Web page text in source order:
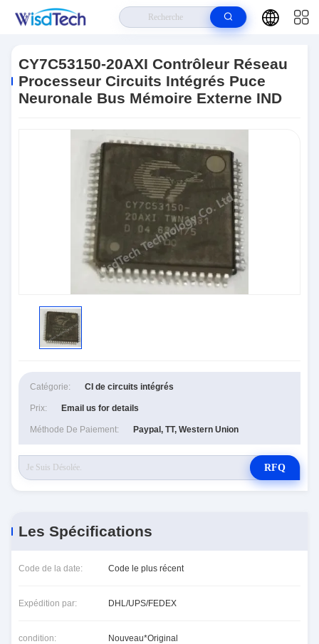
Contrôleur Réseau Processeur Circuits Intégrés Puce Neuronale Bus
Mémoire Externe IND
CY7C53150-20AXI Contrôleur Réseau
Processeur Circuits Intégrés Puce
Neuronale Bus Mémoire Externe IND
Catégorie: CI de circuits intégrés
Prix: Email us for details
Méthode De Paiement: Paypal, TT, Western Union
RFQ
Les Spécifications
Code de la date: Code le plus récent
Expédition par: DHL/UPS/FEDEX
condition: Nouveau*Original